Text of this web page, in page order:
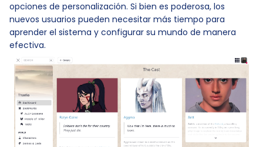
opciones de personalización. Si bien es poderosa, los
nuevos usuarios pueden necesitar más tiempo para
aprender el sistema y configurar su mundo de manera
efectiva.